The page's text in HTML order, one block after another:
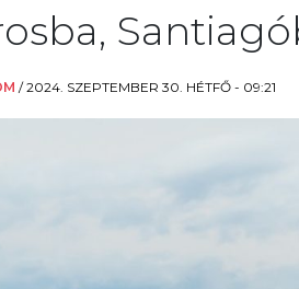
/2024. SZEPTEMBER 30. HÉTFŐ - 09:21